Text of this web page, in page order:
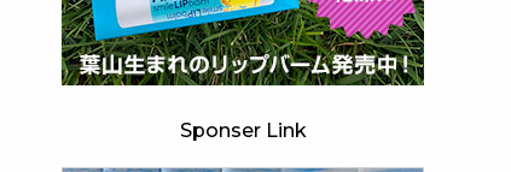
Sponser Link